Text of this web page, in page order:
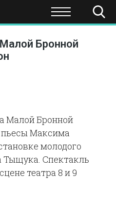
ЭКОНОМИКА НАУКА И
Бронной
Малой Бронной
Максима
молодого
Тыщука. Спектакль
театра 8 и 9